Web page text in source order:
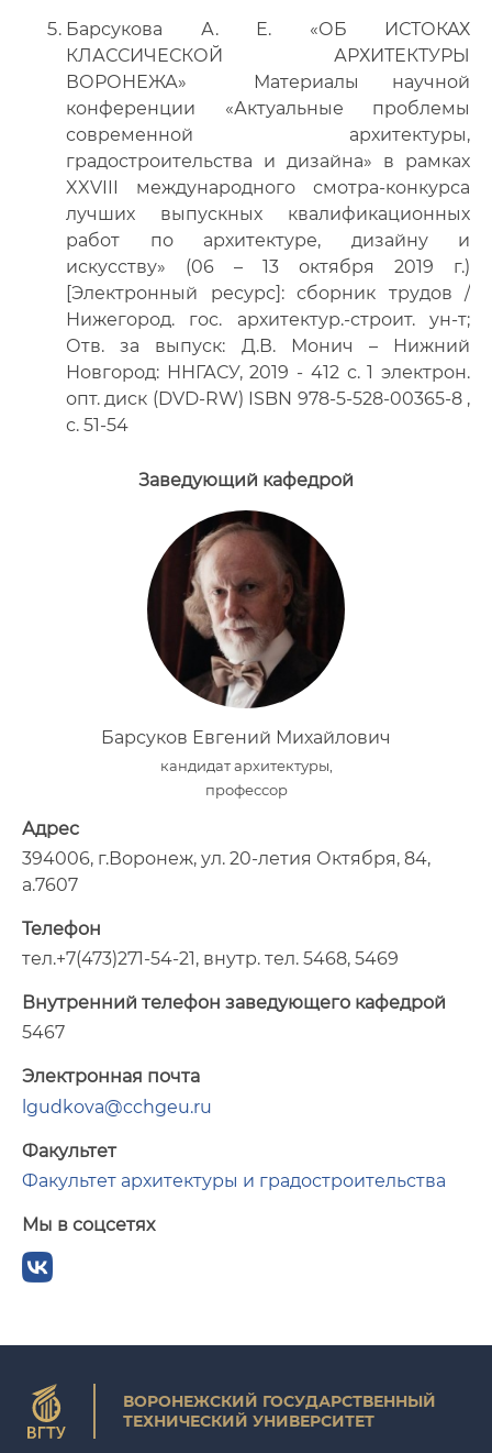
Заведующий кафедрой
Барсуков Евгений Михайлович
кандидат архитектуры,
профессор
Адрес
394006, г.Воронеж, ул. 20-летия Октября, 84,
а.7607
Телефон
тел.+7(473)271-54-21, внутр. тел. 5468, 5469
Внутренний телефон заведующего кафедрой
5467
Электронная почта
lgudkova@cchgeu.ru
Факультет
Факультет архитектуры и градостроительства
Мы в соцсетях
Барсукова А. Е. «ОБ ИСТОКАХ
КЛАССИЧЕСКОЙ АРХИТЕКТУРЫ
ВОРОНЕЖА» Материалы научной
конференции «Актуальные проблемы
современной архитектуры,
градостроительства и дизайна» в рамках
XXVIII международного смотра-конкурса
лучших выпускных квалификационных
работ по архитектуре, дизайну и
искусству» (06 – 13 октября 2019 г.)
[Электронный ресурс]: сборник трудов /
Нижегород. гос. архитектур.-строит. ун-т;
Отв. за выпуск: Д.В. Монич – Нижний
Новгород: ННГАСУ, 2019 - 412 с. 1 электрон.
опт. диск (DVD-RW) ISBN 978-5-528-00365-8 ,
с. 51-54
ВОРОНЕЖСКИЙ ГОСУДАРСТВЕННЫЙ
ТЕХНИЧЕСКИЙ УНИВЕРСИТЕТ